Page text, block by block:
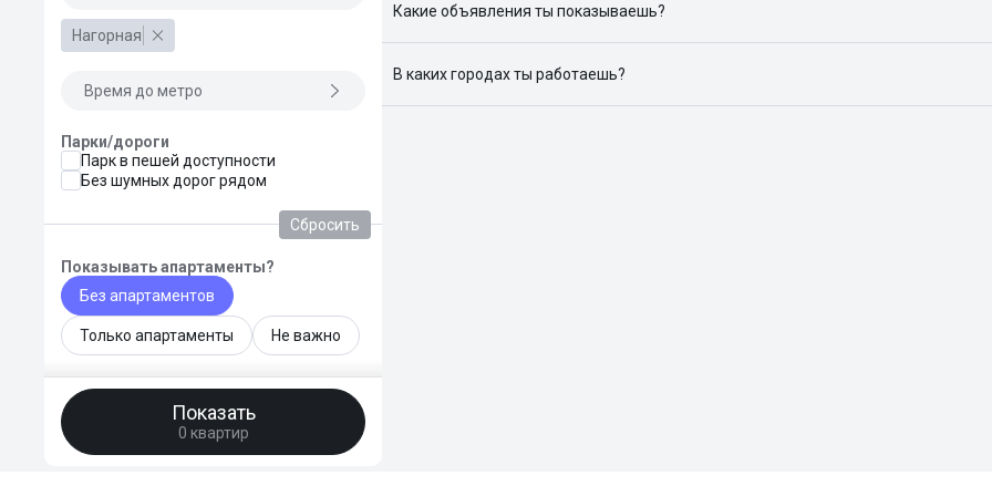
Нагорная
Время до метро
Парки/дороги
Парк в пешей доступности
Без шумных дорог рядом
Сбросить
Показывать апартаменты?
Без апартаментов
Только апартаменты Не важно
Общая площадь, м²
—
Показать
0 квартир
Какие объявления ты показываешь?
В каких городах ты работаешь?